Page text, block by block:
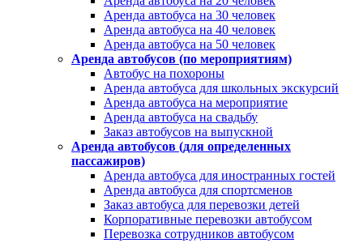
Аренда автобуса на 30 человек
Аренда автобуса на 40 человек
Аренда автобуса на 50 человек
Аренда автобусов (по мероприятиям)
Автобус на похороны
Аренда автобуса для школьных экскурсий
Аренда автобуса на мероприятие
Аренда автобуса на свадьбу
Заказ автобусов на выпускной
Аренда автобусов (для определенных
пассажиров)
Аренда автобуса для иностранных гостей
Аренда автобуса для спортсменов
Заказ автобуса для перевозки детей
Корпоративные перевозки автобусом
Перевозка сотрудников автобусом